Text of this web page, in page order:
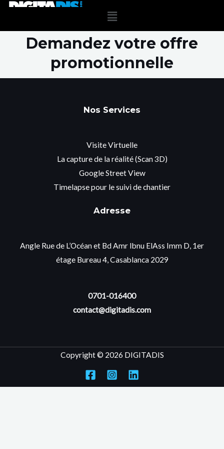
Demandez votre offre
promotionnelle
Nos Services
Visite Virtuelle
La capture de la réalité (Scan 3D)
Google Street View
Timelapse pour le suivi de chantier
Adresse
Angle Rue de L’Océan et Bd Amr Ibnu ElAss Imm D, 1er
étage Bureau 4, Casablanca 2029
0701-016400
contact@digitadis.com
Copyright © 2026 DIGITADIS